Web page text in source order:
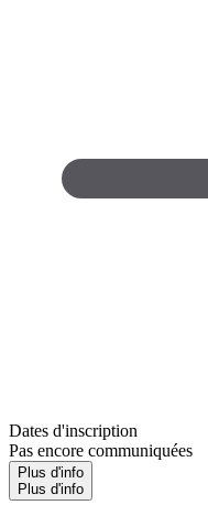
Dates d'inscription
Pas encore communiquées
Plus d'info
Plus d'info